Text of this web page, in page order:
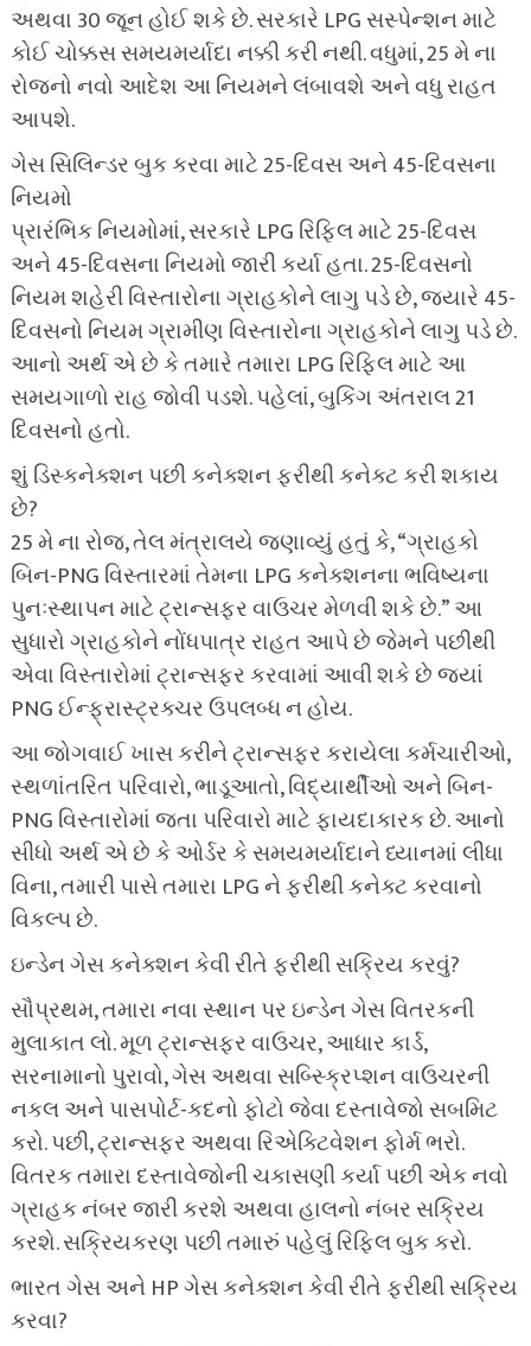
અથવા 30 જૂન હોઈ શકે છે. સરકારે LPG સસ્પેન્શન માટે
કોઈ ચોક્કસ સમયમર્યાદા નક્કી કરી નથી. વધુમાં, 25 મે ના
રોજનો નવો આદેશ આ નિયમને લંબાવશે અને વધુ રાહત
આપશે.
ગેસ સિલિન્ડર બુક કરવા માટે 25-દિવસ અને 45-દિવસના
નિયમો
પ્રારંભિક નિયમોમાં, સરકારે LPG રિફિલ માટે 25-દિવસ
અને 45-દિવસના નિયમો જારી કર્યા હતા. 25-દિવસનો
નિયમ શહેરી વિસ્તારોના ગ્રાહકોને લાગુ પડે છે, જ્યારે 45-
દિવસનો નિયમ ગ્રામીણ વિસ્તારોના ગ્રાહકોને લાગુ પડે છે.
આનો અર્થ એ છે કે તમારે તમારા LPG રિફિલ માટે આ
સમયગાળો રાહ જોવી પડશે. પહેલાં, બુકિંગ અંતરાલ 21
દિવસનો હતો.
શું ડિસ્કનેક્શન પછી કનેક્શન ફરીથી કનેક્ટ કરી શકાય
છે?
25 મે ના રોજ, તેલ મંત્રાલયે જણાવ્યું હતું કે, “ગ્રાહકો
બિન-PNG વિસ્તારમાં તેમના LPG કનેક્શનના ભવિષ્યના
પુનઃસ્થાપન માટે ટ્રાન્સફર વાઉચર મેળવી શકે છે.” આ
સુધારો ગ્રાહકોને નોંધપાત્ર રાહત આપે છે જેમને પછીથી
એવા વિસ્તારોમાં ટ્રાન્સફર કરવામાં આવી શકે છે જ્યાં
PNG ઈન્ફ્રાસ્ટ્રક્ચર ઉપલબ્ધ ન હોય.
આ જોગવાઈ ખાસ કરીને ટ્રાન્સફર કરાયેલા કર્મચારીઓ,
સ્થળાંતરિત પરિવારો, ભાડૂઆતો, વિદ્યાર્થીઓ અને બિન-
PNG વિસ્તારોમાં જતા પરિવારો માટે ફાયદાકારક છે. આનો
સીધો અર્થ એ છે કે ઓર્ડર કે સમયમર્યાદાને ધ્યાનમાં લીધા
વિના, તમારી પાસે તમારા LPG ને ફરીથી કનેક્ટ કરવાનો
વિકલ્પ છે.
ઇન્ડેન ગેસ કનેક્શન કેવી રીતે ફરીથી સક્રિય કરવું?
સૌપ્રથમ, તમારા નવા સ્થાન પર ઇન્ડેન ગેસ વિતરકની
મુલાકાત લો. મૂળ ટ્રાન્સફર વાઉચર, આધાર કાર્ડ,
સરનામાનો પુરાવો, ગેસ અથવા સબ્સ્ક્રિપ્શન વાઉચરની
નકલ અને પાસપોર્ટ-કદનો ફોટો જેવા દસ્તાવેજો સબમિટ
કરો. પછી, ટ્રાન્સફર અથવા રિએક્ટિવેશન ફોર્મ ભરો.
વિતરક તમારા દસ્તાવેજોની ચકાસણી કર્યા પછી એક નવો
ગ્રાહક નંબર જારી કરશે અથવા હાલનો નંબર સક્રિય
કરશે. સક્રિયકરણ પછી તમારું પહેલું રિફિલ બુક કરો.
ભારત ગેસ અને HP ગેસ કનેક્શન કેવી રીતે ફરીથી સક્રિય
કરવા?